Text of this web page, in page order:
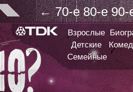
← 70-е 80-е 90-
Взрослые
Детские
Семейные